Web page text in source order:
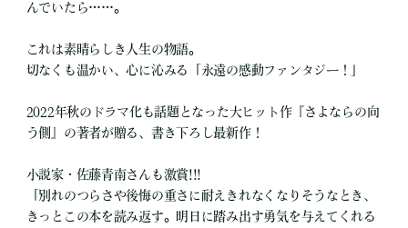
んでいたら……。
これは素晴らしき人生の物語。
切なくも温かい、心に沁みる「永遠の感動ファンタジー！」
2022年秋のドラマ化も話題となった大ヒット作『さよならの向
う側』の著者が贈る、書き下ろし最新作！
小説家・佐藤青南さんも激賞!!!
「別れのつらさや後悔の重さに耐えきれなくなりそうなとき、
きっとこの本を読み返す。明日に踏み出す勇気を与えてくれる